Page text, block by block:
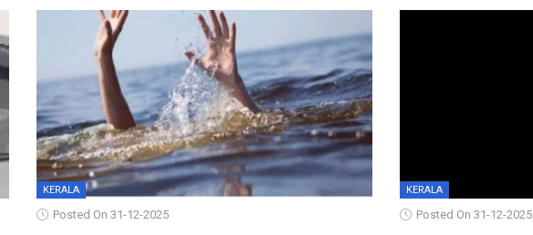
KERALA
Posted On 31-12-2025
KERALA
Posted On 31-12-2025